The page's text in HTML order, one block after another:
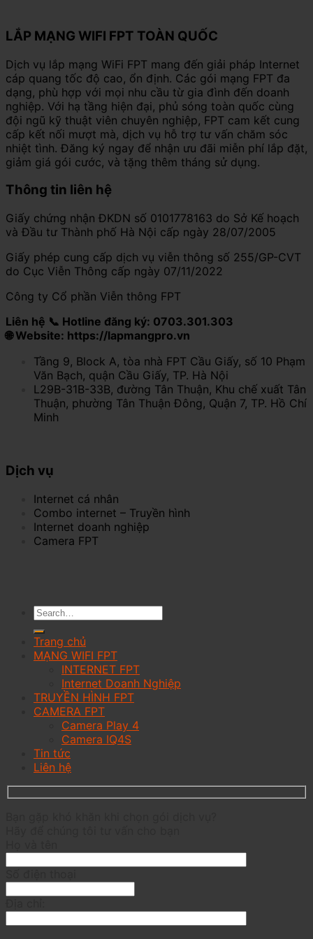
LẮP MẠNG WIFI FPT TOÀN QUỐC
Dịch vụ lắp mạng WiFi FPT mang đến giải pháp Internet
cáp quang tốc độ cao, ổn định. Các gói mạng FPT đa
dạng, phù hợp với mọi nhu cầu từ gia đình đến doanh
nghiệp. Với hạ tầng hiện đại, phủ sóng toàn quốc cùng
đội ngũ kỹ thuật viên chuyên nghiệp, FPT cam kết cung
cấp kết nối mượt mà, dịch vụ hỗ trợ tư vấn chăm sóc
nhiệt tình. Đăng ký ngay để nhận ưu đãi miễn phí lắp đặt,
giảm giá gói cước, và tặng thêm tháng sử dụng.
Thông tin liên hệ
Giấy chứng nhận ĐKDN số 0101778163 do Sở Kế hoạch
và Đầu tư Thành phố Hà Nội cấp ngày 28/07/2005
Giấy phép cung cấp dịch vụ viễn thông số 255/GP-CVT
do Cục Viễn Thông cấp ngày 07/11/2022
Công ty Cổ phần Viễn thông FPT
Liên hệ 📞 Hotline đăng ký: 0703.301.303
🌐 Website: https://lapmangpro.vn
Tầng 9, Block A, tòa nhà FPT Cầu Giấy, số 10 Phạm
Văn Bạch, quận Cầu Giấy, TP. Hà Nội
L29B-31B-33B, đường Tân Thuận, Khu chế xuất Tân
Thuận, phường Tân Thuận Đông, Quận 7, TP. Hồ Chí
Minh
Dịch vụ
Internet cá nhân
Combo internet – Truyền hình
Internet doanh nghiệp
Camera FPT
Trang chủ
MẠNG WIFI FPT
INTERNET FPT
Internet Doanh Nghiệp
TRUYỀN HÌNH FPT
CAMERA FPT
Camera Play 4
Camera IQ4S
Tin tức
Liên hệ